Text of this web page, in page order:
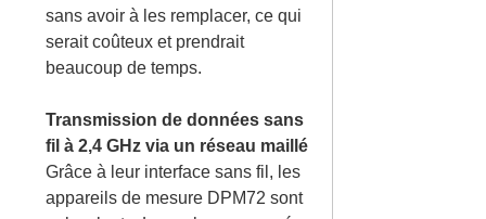
sans avoir à les remplacer, ce qui
serait coûteux et prendrait
beaucoup de temps.
Transmission de données sans
fil à 2,4 GHz via un réseau maillé
Grâce à leur interface sans fil, les
appareils de mesure DPM72 sont